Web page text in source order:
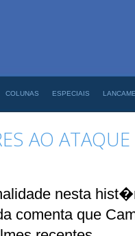
COLUNAS ESPECIAIS
AO
nesta
comenta que